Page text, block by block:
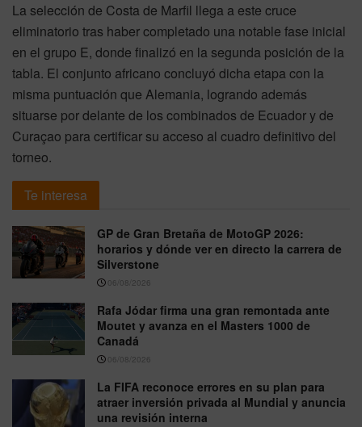
La selección de Costa de Marfil llega a este cruce
eliminatorio tras haber completado una notable fase inicial
en el grupo E, donde finalizó en la segunda posición de la
tabla. El conjunto africano concluyó dicha etapa con la
misma puntuación que Alemania, logrando además
situarse por delante de los combinados de Ecuador y de
Curaçao para certificar su acceso al cuadro definitivo del
torneo.
Te interesa
GP de Gran Bretaña de MotoGP 2026:
horarios y dónde ver en directo la carrera de
Silverstone
06/08/2026
Rafa Jódar firma una gran remontada ante
Moutet y avanza en el Masters 1000 de
Canadá
06/08/2026
La FIFA reconoce errores en su plan para
atraer inversión privada al Mundial y anuncia
una revisión interna